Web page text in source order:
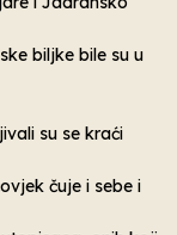
biljke bile su u
su se kraći
čuje i sebe i